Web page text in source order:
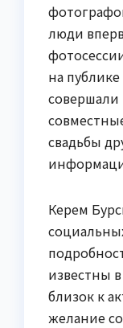
люди
на
совершали
свадьбы
Керем
известны
близок к
желание